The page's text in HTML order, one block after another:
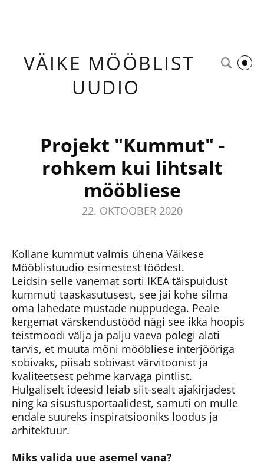
VÄIKE MÖÖBLIST
UUDIO
Projekt "Kummut" -
rohkem kui lihtsalt
mööbliese
22. OKTOOBER 2020
Kollane kummut valmis ühena Väikese
Mööblistuudio esimestest töödest.
Leidsin selle vanemat sorti IKEA täispuidust
kummuti taaskasutusest, see jäi kohe silma
oma lahedate mustade nuppudega. Peale
kergemat värskendustööd nägi see ikka hoopis
teistmoodi välja ja palju vaeva polegi alati
tarvis, et muuta mõni mööbliese interjööriga
sobivaks, piisab sobivast värvitoonist ja
kvaliteetsest pehme karvaga pintlist.
Hulgaliselt ideesid leiab siit-sealt ajakirjadest
ning ka sisustusportaalidest, samuti on mulle
endale suureks inspiratsiooniks loodus ja
arhitektuur.
Miks valida uue asemel vana?